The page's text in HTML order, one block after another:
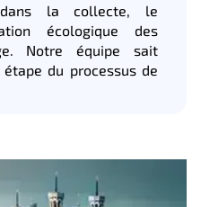
dans la collecte, le
écologique des
Notre équipe sait
du processus de